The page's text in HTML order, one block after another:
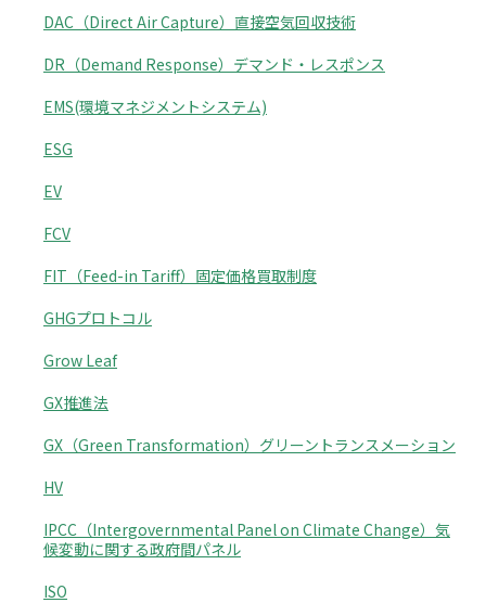
DAC（Direct Air Capture）直接空気回収技術
DR（Demand Response）デマンド・レスポンス
EMS(環境マネジメントシステム)
ESG
EV
FCV
FIT（Feed-in Tariff）固定価格買取制度
GHGプロトコル
Grow Leaf
GX推進法
GX（Green Transformation）グリーントランスメーション
HV
IPCC（Intergovernmental Panel on Climate Change）気
候変動に関する政府間パネル
ISO